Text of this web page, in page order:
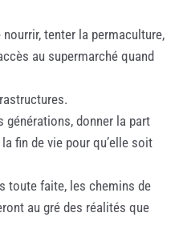
nourrir, tenter la permaculture,
au supermarché quand
générations, donner la part
fin de vie pour qu’elle soit
toute faite, les chemins de
au gré des réalités que